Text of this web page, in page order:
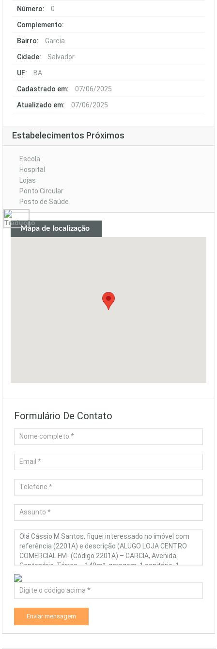
Número: 0
Complemento:
Bairro: Garcia
Cidade: Salvador
UF: BA
Cadastrado em: 07/06/2025
Atualizado em: 07/06/2025
Estabelecimentos Próximos
Escola
Hospital
Lojas
Ponto Circular
Posto de Saúde
Mapa de localização
Formulário De Contato
Enviar mensagem